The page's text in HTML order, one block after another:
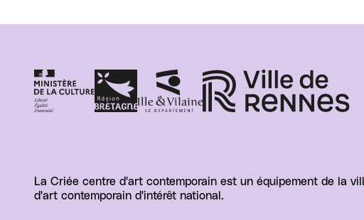
La Criée centre d'art contemporain est un équipement de la
d'art contemporain d'intérêt national.